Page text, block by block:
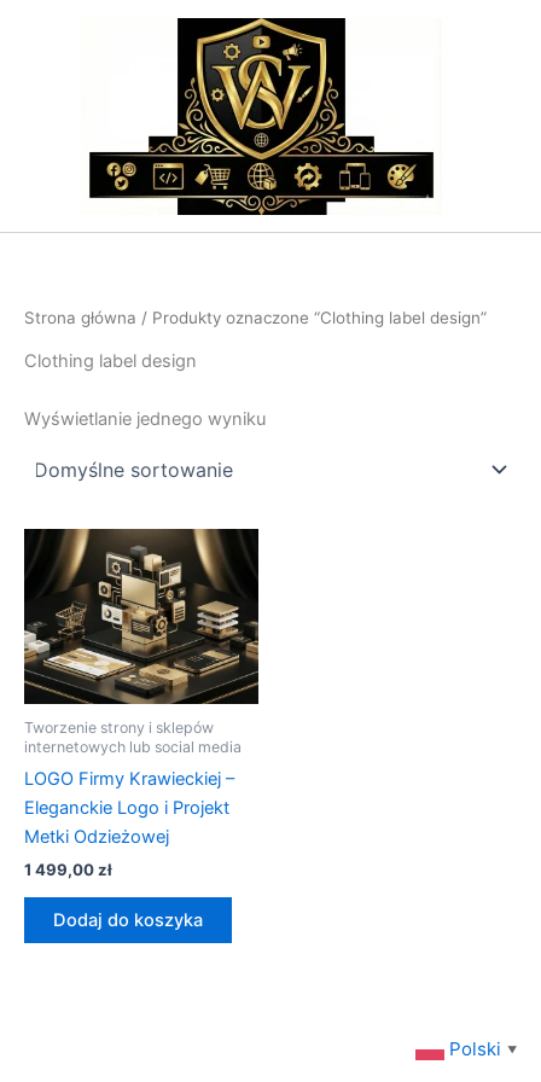
Strona główna / Produkty oznaczone “Clothing label design”
Clothing label design
Wyświetlanie jednego wyniku
Tworzenie strony i sklepów
internetowych lub social media
LOGO Firmy Krawieckiej –
Eleganckie Logo i Projekt
Metki Odzieżowej
1 499,00zł
Dodaj do koszyka
Polski ▼